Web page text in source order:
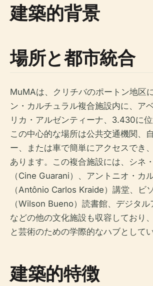
建築的背景
場所と都市統合
MuMAは、クリチバのポートン地区
ン・カルチュラル複合施設内に、ア
リカ・アルゼンティーナ、3.430に位
この中心的な場所は公共交通機関、
ー、または車で簡単にアクセスでき
あります。この複合施設には、シネ
（Cine Guarani）、アントニオ・カ
（Antônio Carlos Kraide）講堂、ビ
（Wilson Bueno）読書館、デジタ
などの他の文化施設も収容しており
と芸術のための学際的なハブとしてい
建築的特徴